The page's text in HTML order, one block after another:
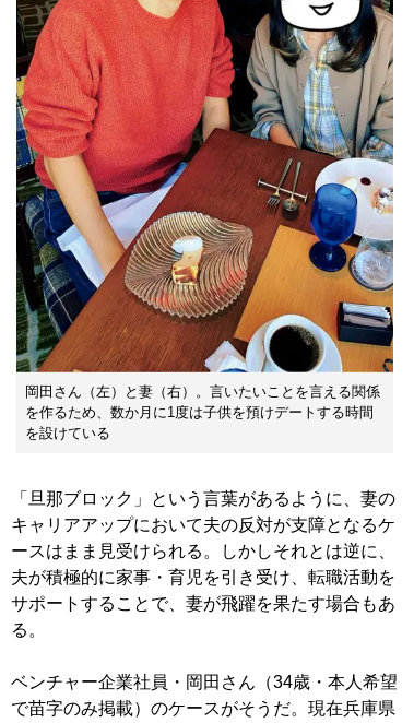
岡田さん（左）と妻（右）。言いたいことを言える関係
を作るため、数か月に1度は子供を預けデートする時間
を設けている
「旦那ブロック」という言葉があるように、妻の
キャリアアップにおいて夫の反対が支障となるケ
ースはまま見受けられる。しかしそれとは逆に、
夫が積極的に家事・育児を引き受け、転職活動を
サポートすることで、妻が飛躍を果たす場合もあ
る。
ベンチャー企業社員・岡田さん（34歳・本人希望
で苗字のみ掲載）のケースがそうだ。現在兵庫県